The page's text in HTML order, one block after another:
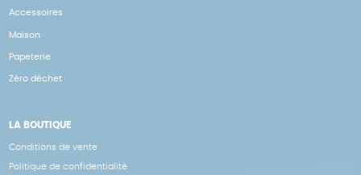
Accessoires
Maison
Papeterie
Zéro déchet
LA BOUTIQUE
Conditions de vente
Politique de confidentialité